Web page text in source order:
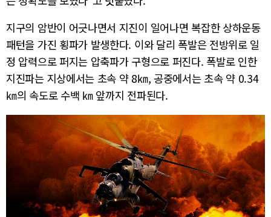
지구의 암반이 어긋나면서 지진이 일어나면 복잡한 상하운동
패턴을 가진 횡파가 발생한다. 이와 달리 폭발은 전방위로 일
정 압력으로 퍼지는 압축파가 구형으로 퍼진다. 폭발로 인한
지진파는 지상에서는 초속 약 8㎞, 공중에서는 초속 약 0.34
㎞의 속도로 수백 ㎞ 앞까지 전파된다.